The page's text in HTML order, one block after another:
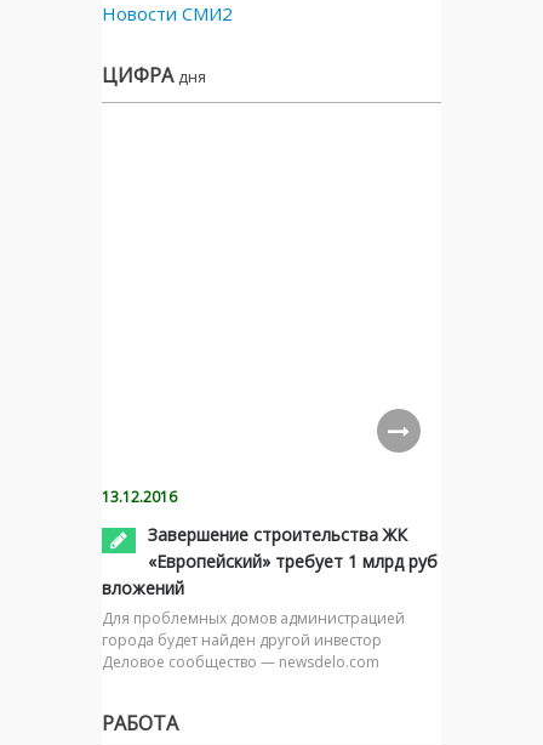
Новости СМИ2
ЦИФРА дня
13.12.2016
Завершение строительства ЖК
«Европейский» требует 1 млрд руб
вложений
Для проблемных домов администрацией
города будет найден другой инвестор
Деловое сообщество — newsdelo.com
РАБОТА